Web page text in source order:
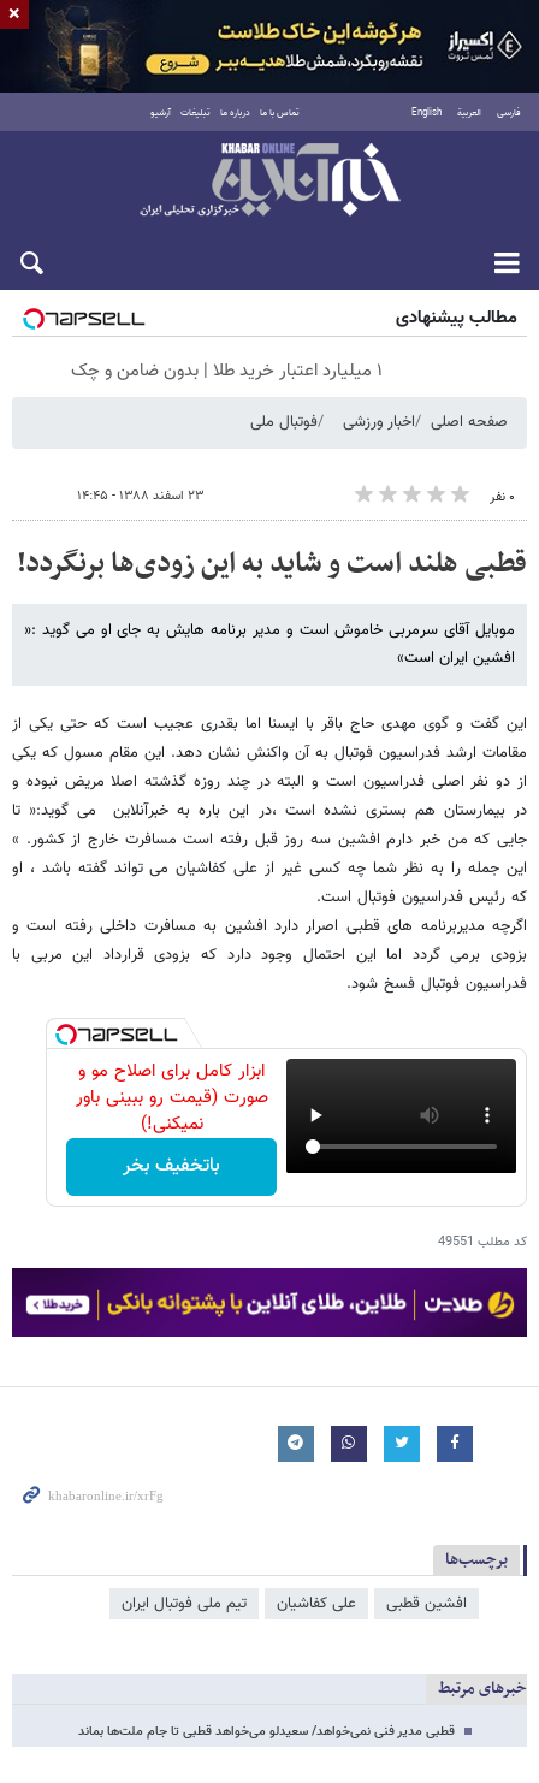
فارسی العربية English تماس با ما درباره ما تبلیغات آرشیو
جمعه ۱۶ مرداد ۱۴۰۵
مطالب پیشنهادی
۱ میلیارد اعتبار خرید طلا | بدون ضامن و چک
صفحه اصلی اخبار ورزشی فوتبال ملی
۰ نفر ۲۳ اسفند ۱۳۸۸ - ۱۴:۴۵
قطبی هلند است و شاید به این زودی‌ها برنگردد!
موبایل آقای سرمربی خاموش است و مدیر برنامه هایش به جای او می گوید :«
افشین ایران است»
این گفت و گوی مهدی حاج باقر با ایسنا اما بقدری عجیب است که حتی یکی از
مقامات ارشد فدراسیون فوتبال به آن واکنش نشان دهد. این مقام مسول که یکی
از دو نفر اصلی فدراسیون است و البته در چند روزه گذشته اصلا مریض نبوده و
در بیمارستان هم بستری نشده است ،در این باره به خبرآنلاین می گوید:« تا
جایی که من خبر دارم افشین سه روز قبل رفته است مسافرت خارج از کشور. »
این جمله را به نظر شما چه کسی غیر از علی کفاشیان می تواند گفته باشد ، او
که رئیس فدراسیون فوتبال است.
اگرچه مدیربرنامه های قطبی اصرار دارد افشین به مسافرت داخلی رفته است و
بزودی برمی گردد اما این احتمال وجود دارد که بزودی قرارداد این مربی با
فدراسیون فوتبال فسخ شود.
ابزار کامل برای اصلاح مو و
صورت (قیمت رو ببینی باور
نمیکنی!)
باتخفیف بخر
کد مطلب 49551
برچسب‌ها
افشین قطبی علی کفاشیان تیم ملی فوتبال ایران
خبرهای مرتبط
قطبی مدیر فنی نمی‌خواهد/ سعیدلو می‌خواهد قطبی تا جام ملت‌ها بماند
×